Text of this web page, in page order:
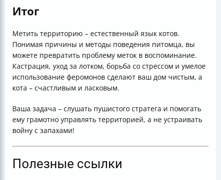
Итог
Метить территорию – естественный язык котов.
Понимая причины и методы поведения питомца, вы
можете превратить проблему меток в воспоминание.
Кастрация, уход за лотком, борьба со стрессом и умелое
использование феромонов сделают ваш дом чистым, а
кота – счастливым и ласковым.
Ваша задача – слушать пушистого стратегa и помогать
ему грамотно управлять территорией, а не устраивать
войну с запахами!
Полезные ссылки